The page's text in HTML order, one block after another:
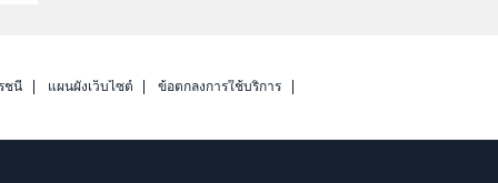
ชนี แผนผังเว็บไซต์ ข้อตกลงการใช้บริการ